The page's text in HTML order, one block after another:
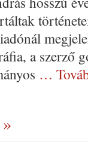
a szerző
…